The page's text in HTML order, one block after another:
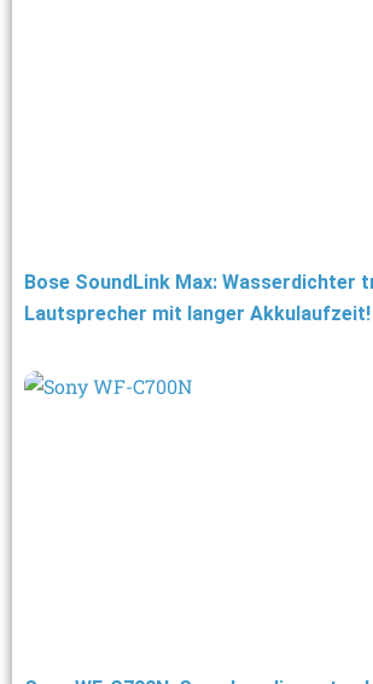
Bose SoundLink Max: Wasserdichter
Lautsprecher mit langer Akkulaufzeit!